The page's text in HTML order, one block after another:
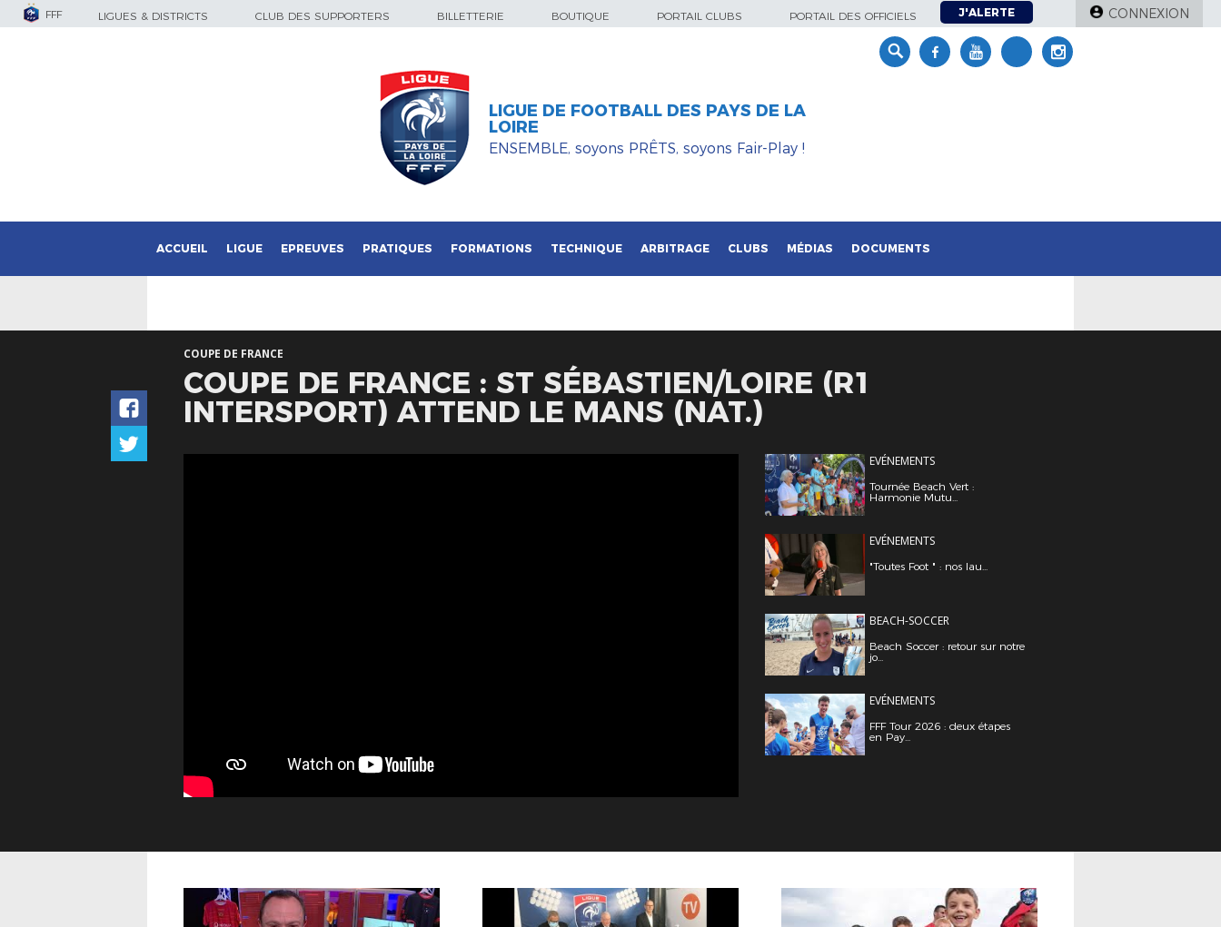
FFF LIGUES & DISTRICTS CLUB DES SUPPORTERS BILLETTERIE BOUTIQUE PORTAIL CLUBS PORTAIL DES OFFICIELS J'ALERTE CONNEXION
LIGUE DE FOOTBALL DES PAYS DE LA
LOIRE
ENSEMBLE, soyons PRÊTS, soyons Fair-Play !
ACCUEIL LIGUE EPREUVES PRATIQUES FORMATIONS TECHNIQUE ARBITRAGE CLUBS MÉDIAS DOCUMENTS
COUPE DE FRANCE
COUPE DE FRANCE : ST SÉBASTIEN/LOIRE (R1
INTERSPORT) ATTEND LE MANS (NAT.)
EVÉNEMENTS
Tournée Beach Vert :
Harmonie Mutu...
EVÉNEMENTS
"Toutes Foot " : nos lau...
BEACH-SOCCER
Beach Soccer : retour sur notre
jo...
EVÉNEMENTS
FFF Tour 2026 : deux étapes
en Pay...